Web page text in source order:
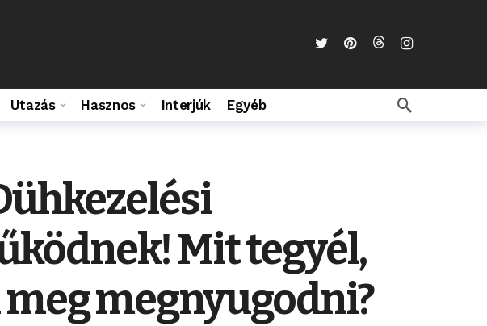
Utazás Hasznos Interjúk Egyéb
Mit tegyél,
megnyugodni?